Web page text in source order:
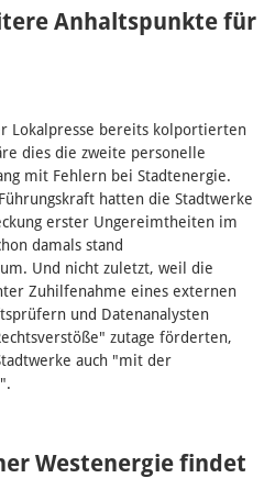
Anhaltspunkte für
Lokalpresse bereits kolportierten
dies die zweite personelle
mit Fehlern bei Stadtenergie.
hatten die Stadtwerke
erster Ungereimtheiten im
damals stand
Und nicht zuletzt, weil die
Zuhilfenahme eines externen
und Datenanalysten
zutage förderten,
auch "mit der
Westenergie findet